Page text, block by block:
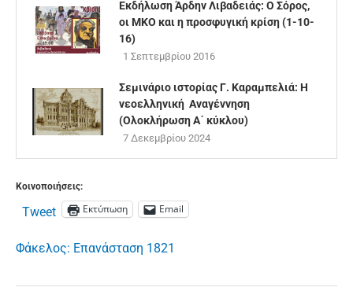
Εκδήλωση Άρδην Λιβαδειάς: Ο Σόρος,
οι ΜΚΟ και η προσφυγική κρίση (1-10-
16)
1 Σεπτεμβρίου 2016
Σεμινάριο ιστορίας Γ. Καραμπελιά: Η
νεοελληνική Αναγέννηση
(Ολοκλήρωση Α΄ κύκλου)
7 Δεκεμβρίου 2024
Κοινοποιήσεις:
Tweet Εκτύπωση Email
Φάκελος: Επανάσταση 1821